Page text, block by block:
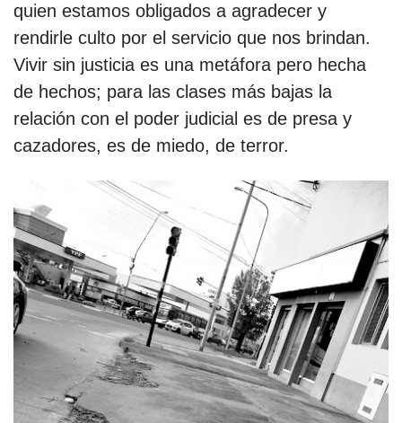
quien estamos obligados a agradecer y
rendirle culto por el servicio que nos brindan.
Vivir sin justicia es una metáfora pero hecha
de hechos; para las clases más bajas la
relación con el poder judicial es de presa y
cazadores, es de miedo, de terror.